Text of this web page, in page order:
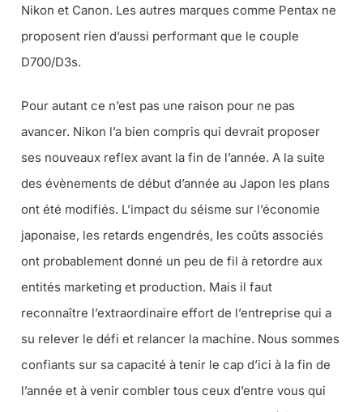
Nikon et Canon. Les autres marques comme Pentax ne
proposent rien d’aussi performant que le couple
D700/D3s.
Pour autant ce n’est pas une raison pour ne pas
avancer. Nikon l’a bien compris qui devrait proposer
ses nouveaux reflex avant la fin de l’année. A la suite
des évènements de début d’année au Japon les plans
ont été modifiés. L’impact du séisme sur l’économie
japonaise, les retards engendrés, les coûts associés
ont probablement donné un peu de fil à retordre aux
entités marketing et production. Mais il faut
reconnaître l’extraordinaire effort de l’entreprise qui a
su relever le défi et relancer la machine. Nous sommes
confiants sur sa capacité à tenir le cap d’ici à la fin de
l’année et à venir combler tous ceux d’entre vous qui